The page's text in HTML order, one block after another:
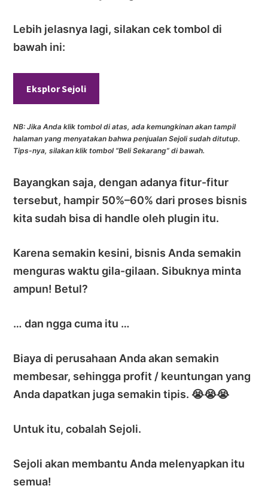
Lebih jelasnya lagi, silakan cek tombol di
bawah ini:
Eksplor Sejoli
NB: Jika Anda klik tombol di atas, ada kemungkinan akan tampil
halaman yang menyatakan bahwa penjualan Sejoli sudah ditutup.
Tips-nya, silakan klik tombol “Beli Sekarang” di bawah.
Bayangkan saja, dengan adanya fitur-fitur
tersebut, hampir 50%–60% dari proses bisnis
kita sudah bisa di handle oleh plugin itu.
Karena semakin kesini, bisnis Anda semakin
menguras waktu gila-gilaan. Sibuknya minta
ampun! Betul?
… dan ngga cuma itu …
Biaya di perusahaan Anda akan semakin
membesar, sehingga profit / keuntungan yang
Anda dapatkan juga semakin tipis. 😭😭😭
Untuk itu, cobalah Sejoli.
Sejoli akan membantu Anda melenyapkan itu
semua!